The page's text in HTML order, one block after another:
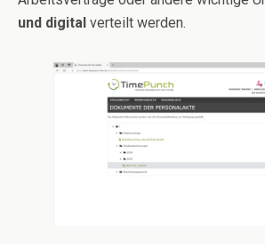
und digital verteilt werden.